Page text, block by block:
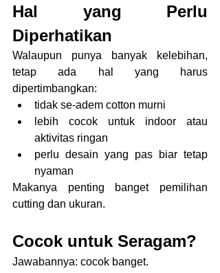
Hal yang Perlu
Diperhatikan
Walaupun punya banyak kelebihan,
tetap ada hal yang harus
dipertimbangkan:
tidak se-adem cotton murni
lebih cocok untuk indoor atau
aktivitas ringan
perlu desain yang pas biar tetap
nyaman
Makanya penting banget pemilihan
cutting dan ukuran.
Cocok untuk Seragam?
Jawabannya: cocok banget.